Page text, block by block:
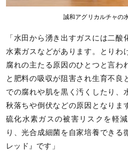
誠和アグリカルチャの
「水田から湧き出すガスには二
水素ガスなどがあります。とりわ
腐れの主たる原因のひとつと言わ
と肥料の吸収が阻害され生育不良
での腐れや肌を黒く汚くしたり、
秋落ちや倒伏などの原因となりま
硫化水素ガスの被害リスクを軽
り、光合成細菌を自家培養できる
レッド』です」